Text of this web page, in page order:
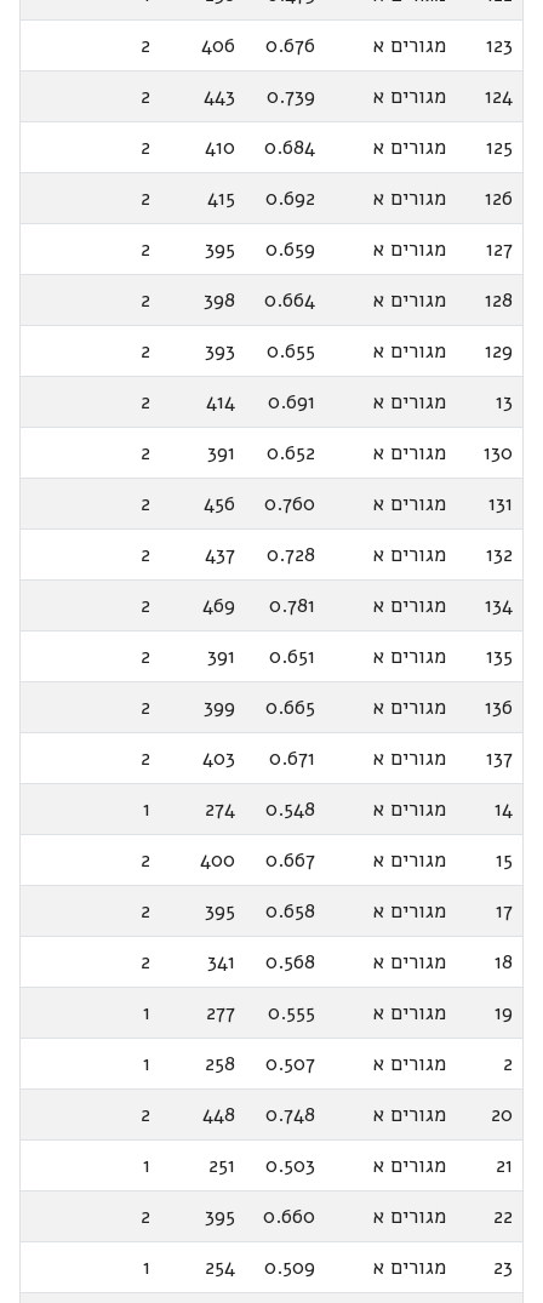
123
מגורים א 0.676
406
2
124
מגורים א 0.739
443
2
125
מגורים א 0.684
410
2
126
מגורים א 0.692
415
2
127
מגורים א 0.659
395
2
128
מגורים א 0.664
398
2
129
מגורים א 0.655
393
2
13
מגורים א 0.691
414
2
130
מגורים א 0.652
391
2
131
מגורים א 0.760
456
2
132
מגורים א 0.728
437
2
134
מגורים א 0.781
469
2
135
מגורים א 0.651
391
2
136
מגורים א 0.665
399
2
137
מגורים א 0.671
403
2
14
מגורים א 0.548
274
1
15
מגורים א 0.667
400
2
17
מגורים א 0.658
395
2
18
מגורים א 0.568
341
2
19
מגורים א 0.555
277
1
2
מגורים א 0.507
258
1
20
מגורים א 0.748
448
2
21
מגורים א 0.503
251
1
22
מגורים א 0.660
395
2
23
מגורים א 0.509
254
1